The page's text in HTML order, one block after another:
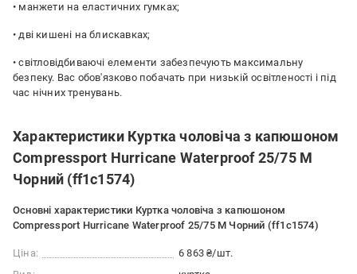
• манжети на еластичних гумках;
• дві кишені на блискавках;
• світловідбиваючі елементи забезпечують максимальну
безпеку. Вас обов'язково побачать при низькій освітленості і під
час нічних тренувань.
Характеристики Куртка чоловіча з капюшоном
Compressport Hurricane Waterproof 25/75 М
Чорний (ff1c1574)
Основні характеристики Куртка чоловіча з капюшоном
Compressport Hurricane Waterproof 25/75 М Чорний (ff1c1574)
Ціна:
6 863 ₴/шт.